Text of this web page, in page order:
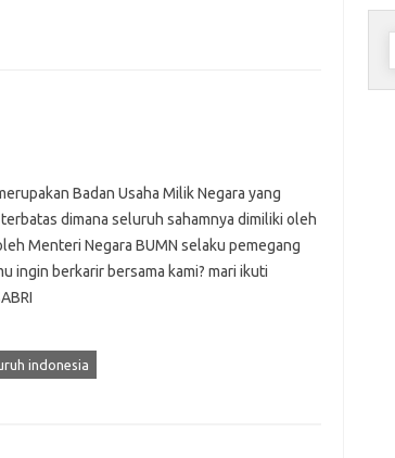
Badan Usaha Milik Negara yang
dimana seluruh sahamnya dimiliki oleh
Menteri Negara BUMN selaku pemegang
ingin berkarir bersama kami? mari ikuti
indonesia